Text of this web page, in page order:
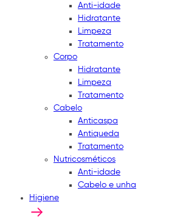
Anti-idade
Hidratante
Limpeza
Tratamento
Corpo
Hidratante
Limpeza
Tratamento
Cabelo
Anticaspa
Antiqueda
Tratamento
Nutricosméticos
Anti-idade
Cabelo e unha
Higiene